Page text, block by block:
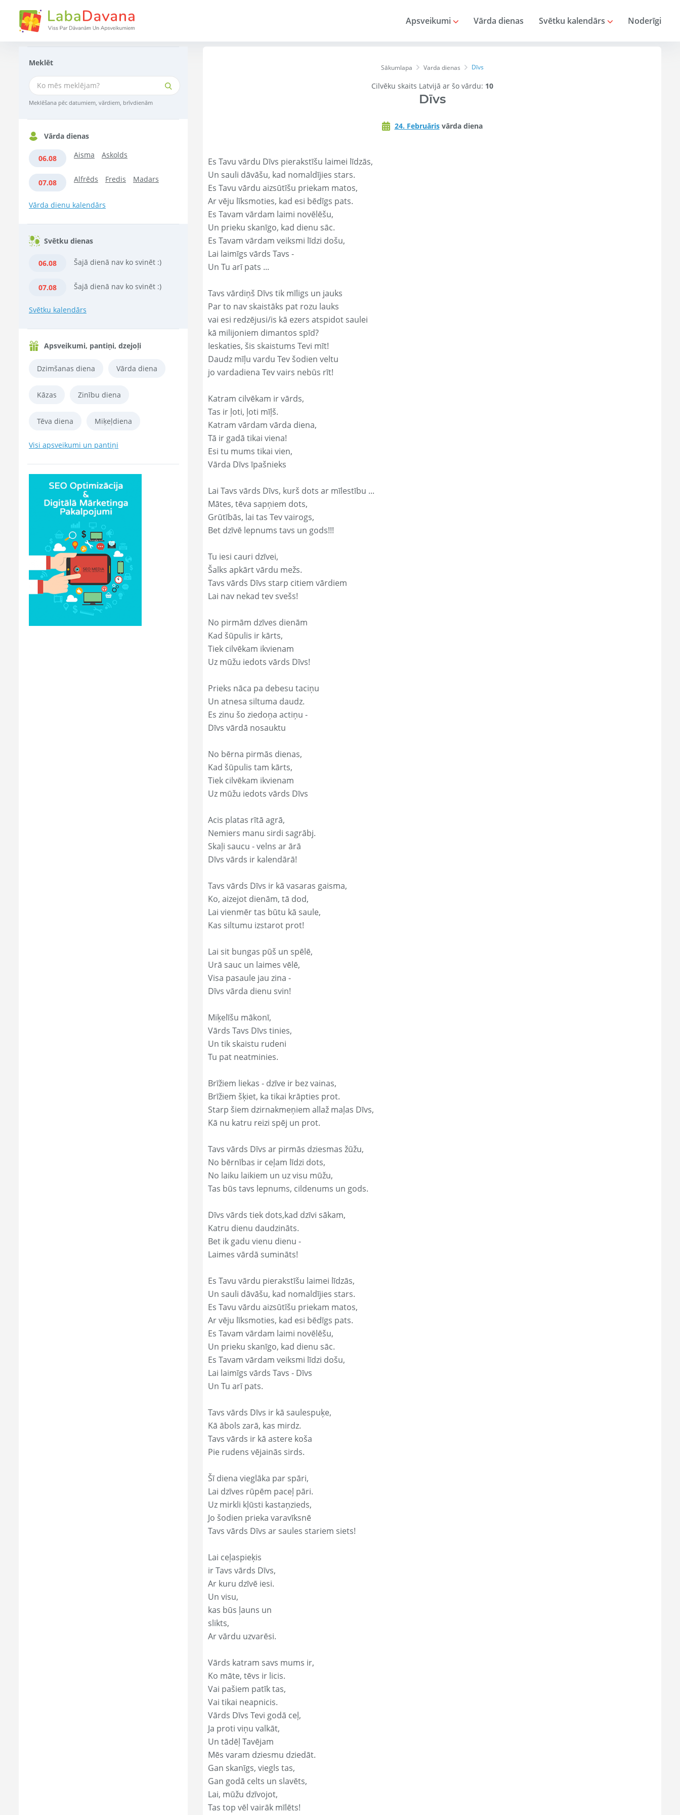
Apsveikumi Vārda dienas Svētku kalendārs Noderīgi
Meklēt
Meklēšana pēc datumiem, vārdiem, brīvdienām
Vārda dienas
06.08 Aisma Askolds
07.08 Alfrēds Fredis Madars
Vārda dienu kalendārs
Svētku dienas
06.08 Šajā dienā nav ko svinēt :)
07.08 Šajā dienā nav ko svinēt :)
Svētku kalendārs
Apsveikumi, pantiņi, dzejoļi
Dzimšanas diena Vārda diena
Kāzas Zinību diena
Tēva diena Miķeļdiena
Visi apsveikumi un pantiņi
Sākumlapa Varda dienas Dīvs
Cilvēku skaits Latvijā ar šo vārdu: 10
Dīvs
24. Februārisvārda diena
Es Tavu vārdu Dīvs pierakstīšu laimei līdzās,
Un sauli dāvāšu, kad nomaldījies stars.
Es Tavu vārdu aizsūtīšu priekam matos,
Ar vēju līksmoties, kad esi bēdīgs pats.
Es Tavam vārdam laimi novēlēšu,
Un prieku skanīgo, kad dienu sāc.
Es Tavam vārdam veiksmi līdzi došu,
Lai laimīgs vārds Tavs -
Un Tu arī pats ...
Tavs vārdiņš Dīvs tik mīligs un jauks
Par to nav skaistāks pat rozu lauks
vai esi redzējusi/is kā ezers atspidot saulei
kā milijoniem dimantos spīd?
Ieskaties, šis skaistums Tevi mīt!
Daudz mīļu vardu Tev šodien veltu
jo vardadiena Tev vairs nebūs rīt!
Katram cilvēkam ir vārds,
Tas ir ļoti, ļoti mīļš.
Katram vārdam vārda diena,
Tā ir gadā tikai viena!
Esi tu mums tikai vien,
Vārda Dīvs īpašnieks
Lai Tavs vārds Dīvs, kurš dots ar mīlestību ...
Mātes, tēva sapņiem dots,
Grūtībās, lai tas Tev vairogs,
Bet dzīvē lepnums tavs un gods!!!
Tu iesi cauri dzīvei,
Šalks apkārt vārdu mežs.
Tavs vārds Dīvs starp citiem vārdiem
Lai nav nekad tev svešs!
No pirmām dzīves dienām
Kad šūpulis ir kārts,
Tiek cilvēkam ikvienam
Uz mūžu iedots vārds Dīvs!
Prieks nāca pa debesu taciņu
Un atnesa siltuma daudz.
Es zinu šo ziedoņa actiņu -
Dīvs vārdā nosauktu
No bērna pirmās dienas,
Kad šūpulis tam kārts,
Tiek cilvēkam ikvienam
Uz mūžu iedots vārds Dīvs
Acis platas rītā agrā,
Nemiers manu sirdi sagrābj.
Skaļi saucu - velns ar ārā
Dīvs vārds ir kalendārā!
Tavs vārds Dīvs ir kā vasaras gaisma,
Ko, aizejot dienām, tā dod,
Lai vienmēr tas būtu kā saule,
Kas siltumu izstarot prot!
Lai sit bungas pūš un spēlē,
Urā sauc un laimes vēlē,
Visa pasaule jau zina -
Dīvs vārda dienu svin!
Miķelīšu mākonī,
Vārds Tavs Dīvs tinies,
Un tik skaistu rudeni
Tu pat neatminies.
Brīžiem liekas - dzīve ir bez vainas,
Brīžiem šķiet, ka tikai krāpties prot.
Starp šiem dzirnakmeņiem allaž maļas Dīvs,
Kā nu katru reizi spēj un prot.
Tavs vārds Dīvs ar pirmās dziesmas žūžu,
No bērnības ir ceļam līdzi dots,
No laiku laikiem un uz visu mūžu,
Tas būs tavs lepnums, cildenums un gods.
Dīvs vārds tiek dots,kad dzīvi sākam,
Katru dienu daudzināts.
Bet ik gadu vienu dienu -
Laimes vārdā sumināts!
Es Tavu vārdu pierakstīšu laimei līdzās,
Un sauli dāvāšu, kad nomaldījies stars.
Es Tavu vārdu aizsūtīšu priekam matos,
Ar vēju līksmoties, kad esi bēdīgs pats.
Es Tavam vārdam laimi novēlēšu,
Un prieku skanīgo, kad dienu sāc.
Es Tavam vārdam veiksmi līdzi došu,
Lai laimīgs vārds Tavs - Dīvs
Un Tu arī pats.
Tavs vārds Dīvs ir kā saulespuķe,
Kā ābols zarā, kas mirdz.
Tavs vārds ir kā astere koša
Pie rudens vējainās sirds.
Šī diena vieglāka par spāri,
Lai dzīves rūpēm paceļ pāri.
Uz mirkli kļūsti kastaņzieds,
Jo šodien prieka varavīksnē
Tavs vārds Dīvs ar saules stariem siets!
Lai ceļaspieķis
ir Tavs vārds Dīvs,
Ar kuru dzīvē iesi.
Un visu,
kas būs ļauns un
slikts,
Ar vārdu uzvarēsi.
Vārds katram savs mums ir,
Ko māte, tēvs ir licis.
Vai pašiem patīk tas,
Vai tikai neapnicis.
Vārds Dīvs Tevi godā ceļ,
Ja proti viņu valkāt,
Un tādēļ Tavējam
Mēs varam dziesmu dziedāt.
Gan skanīgs, viegls tas,
Gan godā celts un slavēts,
Lai, mūžu dzīvojot,
Tas top vēl vairāk mīlēts!